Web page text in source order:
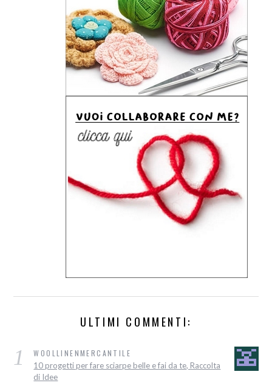
ULTIMI COMMENTI:
1 WOOLLINENMERCANTILE
10 progetti per fare sciarpe belle e fai da te, Raccolta
di Idee